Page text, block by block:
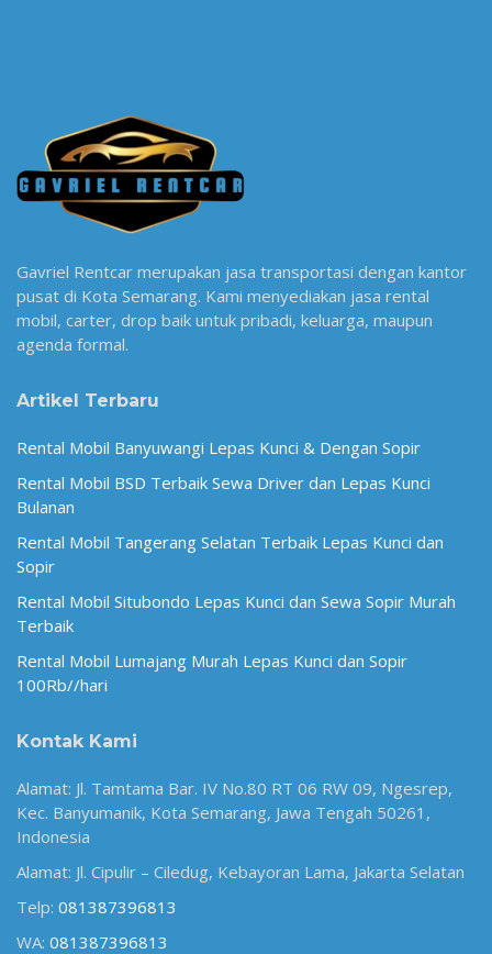
Gavriel Rentcar merupakan jasa transportasi dengan kantor
pusat di Kota Semarang. Kami menyediakan jasa rental
mobil, carter, drop baik untuk pribadi, keluarga, maupun
agenda formal.
Artikel Terbaru
Rental Mobil Banyuwangi Lepas Kunci & Dengan Sopir
Rental Mobil BSD Terbaik Sewa Driver dan Lepas Kunci
Bulanan
Rental Mobil Tangerang Selatan Terbaik Lepas Kunci dan
Sopir
Rental Mobil Situbondo Lepas Kunci dan Sewa Sopir Murah
Terbaik
Rental Mobil Lumajang Murah Lepas Kunci dan Sopir
100Rb//hari
Kontak Kami
Alamat: Jl. Tamtama Bar. IV No.80 RT 06 RW 09, Ngesrep,
Kec. Banyumanik, Kota Semarang, Jawa Tengah 50261,
Indonesia
Alamat: Jl. Cipulir – Ciledug, Kebayoran Lama, Jakarta Selatan
Telp: 081387396813
WA: 081387396813